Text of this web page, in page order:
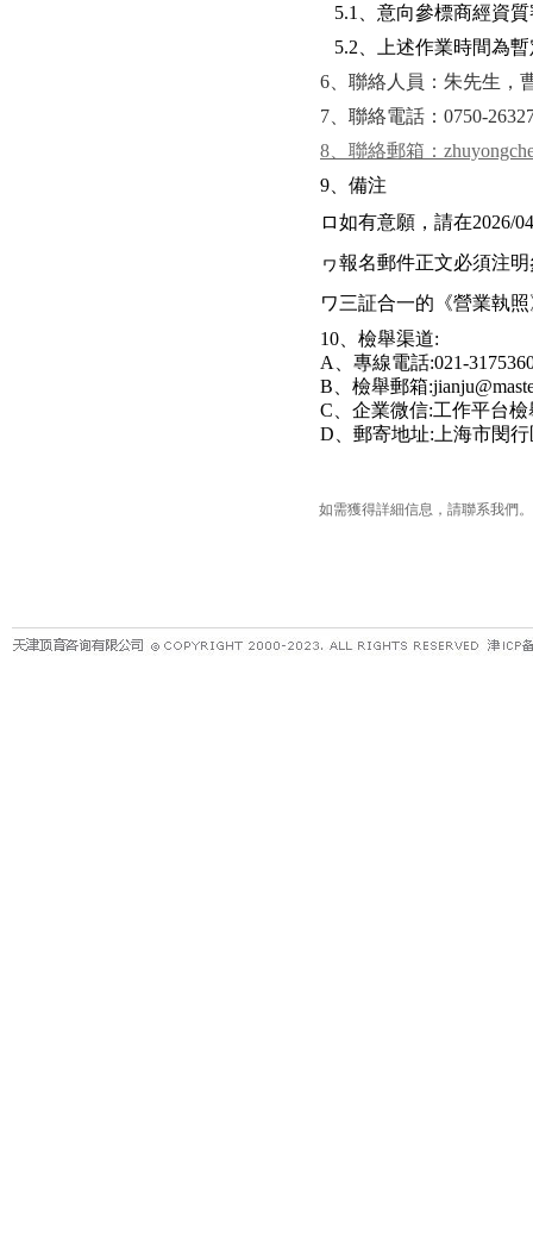
5.1、意向參標商經資
5.2、上述作業時間為
6、聯絡人員：朱先生，
7、聯絡電話：0750-
8、聯絡郵箱：
9、備注
ロ如有意願，請在2026/
ヮ報名郵件正文必須注
ワ三証合一的《營業執
10、檢舉渠道:
A、專線電話:021-
B、檢舉郵箱
C、企業微信:工作平台檢
D、郵寄地址:上海市閔
如需獲得詳細信息，請聯系我們。